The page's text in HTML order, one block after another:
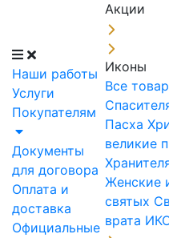
Наши работы
Услуги
Покупателям
Документы
для договора
Оплата и
доставка
Официальные
Акции
Иконы
Все
Пасха
великие
Женские
святых
врата